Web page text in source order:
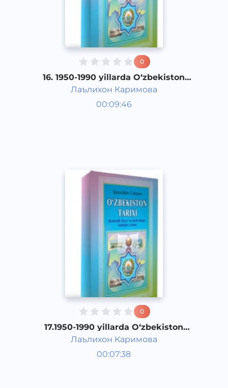
0
16. 1950-1990 yillarda O‘zbekiston
sanoatining bir tomonlama
rivojlantirilishi
Лаълихон Каримова
00:09:46
O‘zbekiston tarixi 1 kurs
0
17.1950-1990 yillarda O‘zbekiston
qishloq xo‘jaligi. Paxta yakkahokimligi
fojiasi
Лаълихон Каримова
00:07:38
O‘zbekiston tarixi 1 kurs